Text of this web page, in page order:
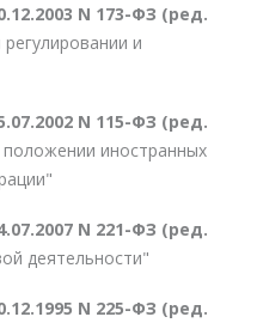
N 173-ФЗ (ред.
и
N 115-ФЗ (ред.
иностранных
N 221-ФЗ (ред.
деятельности"
N 225-ФЗ (ред.